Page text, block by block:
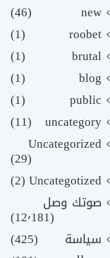
new
(46)
roobet
(1)
brutal
(1)
blog
(1)
public
(1)
uncategory
(11)
Uncategorized
(29)
Uncategotized
(2)
صوتك وصل
(12٬181)
سياسة
(425)